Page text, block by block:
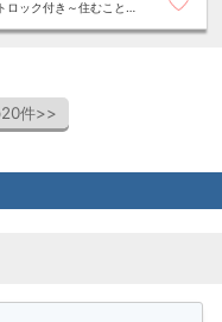
ロック付き～住むこと
20件>>